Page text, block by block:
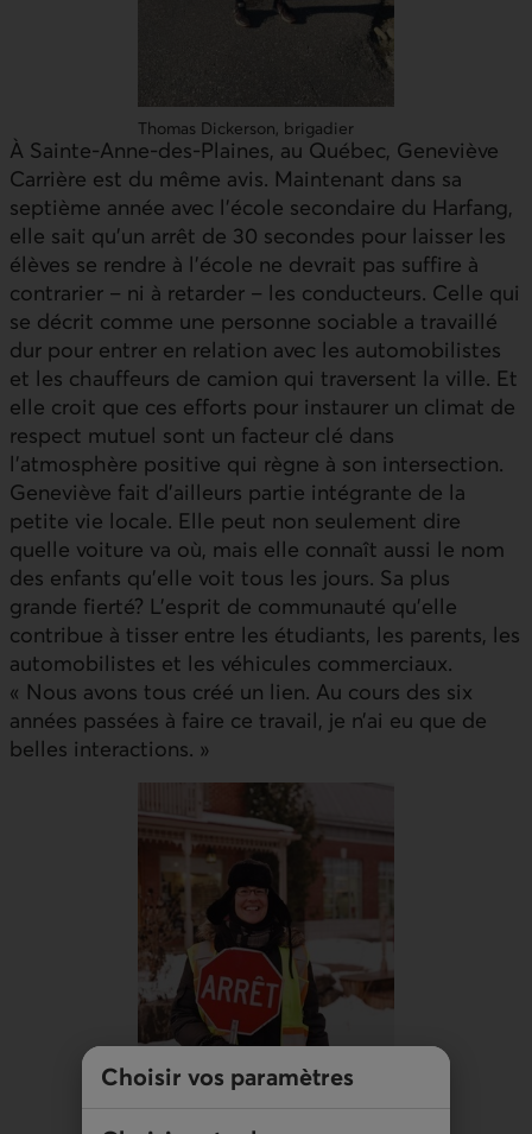
Choisir vos paramètres
Thomas Dickerson, brigadier
À Sainte-Anne-des-Plaines, au Québec, Geneviève
Carrière est du même avis. Maintenant dans sa
septième année avec l’école secondaire du Harfang,
elle sait qu’un arrêt de 30 secondes pour laisser les
élèves se rendre à l’école ne devrait pas suffire à
contrarier – ni à retarder – les conducteurs. Celle qui
se décrit comme une personne sociable a travaillé
dur pour entrer en relation avec les automobilistes
et les chauffeurs de camion qui traversent la ville. Et
elle croit que ces efforts pour instaurer un climat de
respect mutuel sont un facteur clé dans
l’atmosphère positive qui règne à son intersection.
Geneviève fait d’ailleurs partie intégrante de la
petite vie locale. Elle peut non seulement dire
quelle voiture va où, mais elle connaît aussi le nom
des enfants qu’elle voit tous les jours. Sa plus
grande fierté? L’esprit de communauté qu’elle
contribue à tisser entre les étudiants, les parents, les
automobilistes et les véhicules commerciaux.
« Nous avons tous créé un lien. Au cours des six
années passées à faire ce travail, je n’ai eu que de
belles interactions. »